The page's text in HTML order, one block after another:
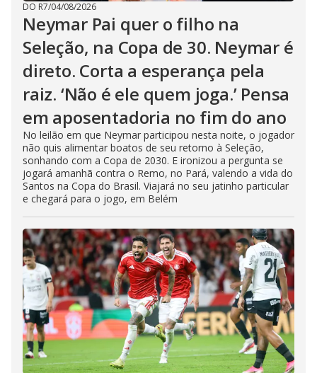
DO R7/04/08/2026
Neymar Pai quer o filho na
Seleção, na Copa de 30. Neymar é
direto. Corta a esperança pela
raiz. ‘Não é ele quem joga.’ Pensa
em aposentadoria no fim do ano
No leilão em que Neymar participou nesta noite, o jogador
não quis alimentar boatos de seu retorno à Seleção,
sonhando com a Copa de 2030. E ironizou a pergunta se
jogará amanhã contra o Remo, no Pará, valendo a vida do
Santos na Copa do Brasil. Viajará no seu jatinho particular
e chegará para o jogo, em Belém